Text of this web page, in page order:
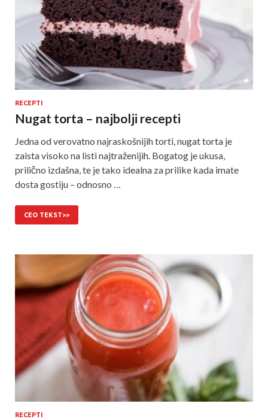
RECEPTI
Nugat torta – najbolji recepti
Jedna od verovatno najraskošnijih torti, nugat torta je
zaista visoko na listi najtraženijih. Bogatog je ukusa,
prilično izdašna, te je tako idealna za prilike kada imate
dosta gostiju – odnosno …
CEO TEKST>>
RECEPTI